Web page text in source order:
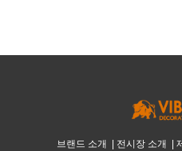
브랜드 소개 전시장 소개